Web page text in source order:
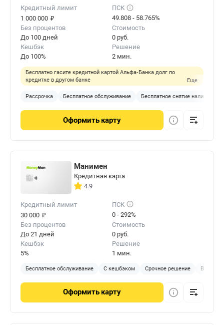
Кредитный лимит
1 000 000 ₽
ПСК
49.808 - 58.765%
Без процентов
До 100 дней
Стоимость
0 руб.
Кешбэк
До 100%
Решение
2 мин.
Бесплатно гасите кредитной картой Альфа‑Банка долг по
кредитке в другом банке
Еще
Рассрочка Бесплатное обслуживание Бесплатное снятие наличных
Оформить карту
Манимен
Кредитная карта
4.9
Кредитный лимит
30 000 ₽
ПСК
0 - 292%
Без процентов
До 21 дней
Стоимость
0 руб.
Кешбэк
5%
Решение
1 мин.
Бесплатное обслуживание С кешбэком Срочное решение
Оформить карту